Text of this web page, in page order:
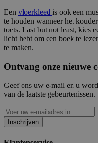
Een vloerkleed is ook een
te houden wanneer het
toets. Last but not least, kies
licht hebt om een boek te
te maken.
Ontvang onze nieuwe
Geef ons uw e-mail en u
van de laatste gebeurtenissen.
Inschrijven